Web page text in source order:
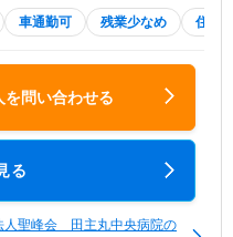
車通勤可 残業少なめ 住宅
を問い合わせる
る
人聖峰会 田主丸中央病院の